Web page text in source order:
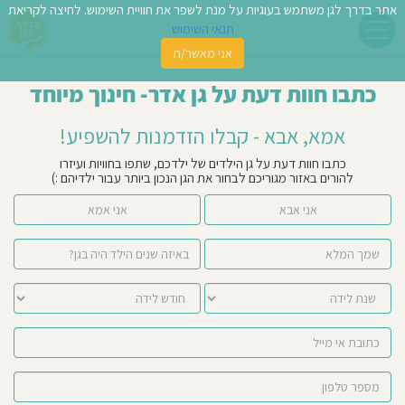
כתבו חוות דעת על גן אדר- חינוך מיוחד
אמא, אבא - קבלו הזדמנות להשפיע!
כתבו חוות דעת על גן הילדים של ילדכם, שתפו בחוויות ועיזרו
להורים באזור מגוריכם לבחור את הגן הנכון ביותר עבור ילדיהם :)
אני אמא אני אבא
אתר בדרך לגן משתמש בעוגיות על מנת לשפר את חוויית השימוש. לחיצה לקריאת
תנאי השימוש
אני מאשר/ת